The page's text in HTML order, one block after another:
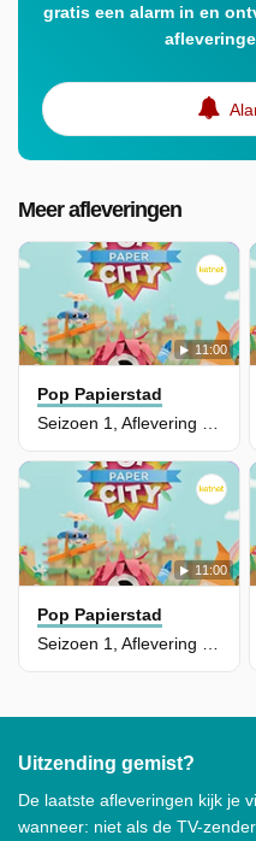
gratis een alarm in en
Meer afleveringen
11:00
Pop Papierstad
Seizoen 1, Aflevering 11 - Meneer Karl Konijnentas
11:00
Pop Papierstad
Uitzending gemist?
De laatste afleveringen kijk je
wanneer: niet als de TV-